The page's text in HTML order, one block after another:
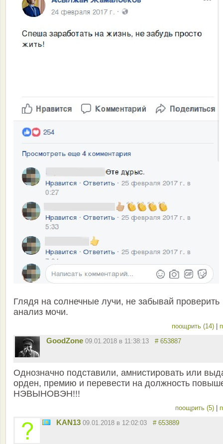
Глядя на солнечные лучи, не забывай проверить
анализ мочи.
поощрить (14) |
GoodZone 09.01.2018 в 11:38:13 # 653887
Однозначно подставили, амнистировать или
орден, премию и перевести на должность
НЭВЫНОВЭН!!!
поощрить (5) |
KAN13 09.01.2018 в 12:02:03 # 653889